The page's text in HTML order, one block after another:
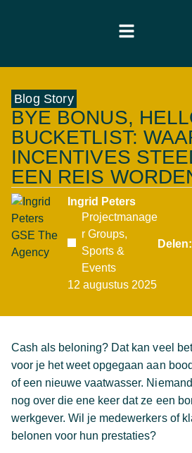
Blog Story
BYE BONUS,
BUCKETLIST:
INCENTIVES
EEN REIS
Ingrid Peters
Projectmanage
r Groups,
Sports &
Events
12 augustus 2025
Delen:
Cash als beloning? Dat kan veel
voor je het weet opgegaan aan
of een nieuwe vaatwasser.
nog over die ene keer dat ze een
werkgever. Wil je medewerkers of
belonen voor hun prestaties?